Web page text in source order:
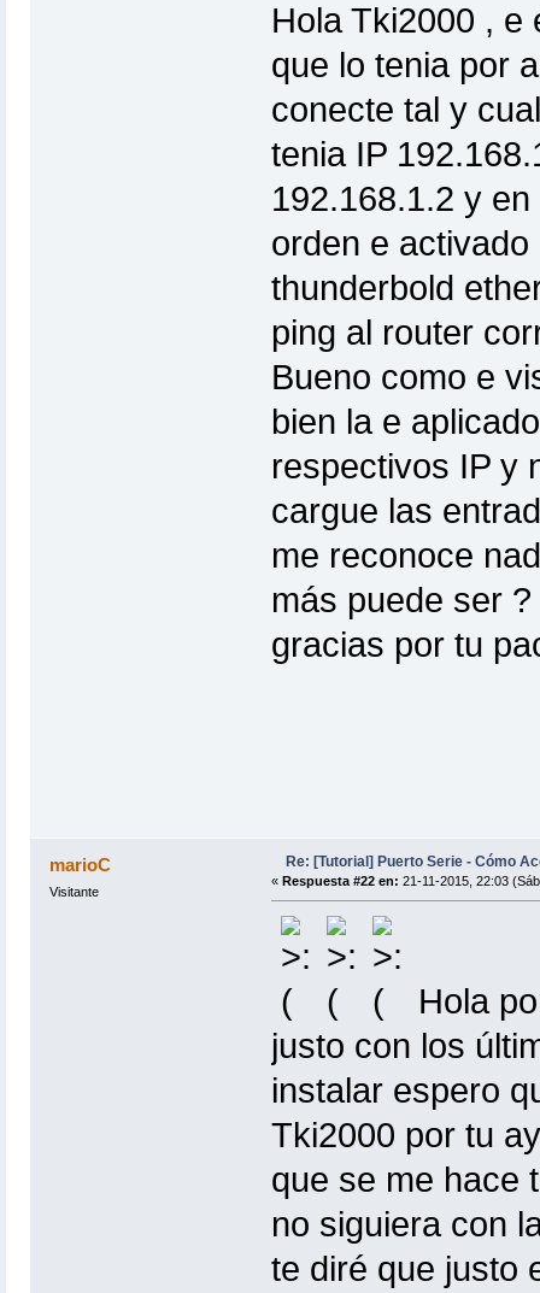
Hola Tki2000 , e
que lo tenia por
conecte tal y
tenia IP
192.168.1.2 y
orden e
thunderbold
ping al router
Bueno como e
bien la e
respectivos IP y
cargue las
me reconoce
más puede ser ?
gracias por tu
marioC
Visitante
Re: [Tutorial] Puerto Serie - Cómo
« Respuesta #22 en: 21-11-2015, 22:03
Hola
justo con los
instalar espero
Tki2000 por tu
que se me hace
no siguiera con
te diré que justo